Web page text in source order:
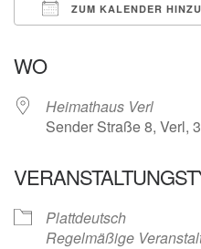
ZUM KALENDER
WO
Heimathaus Verl
Sender Straße 8, Verl,
Plattdeutsch
Regelmäßige